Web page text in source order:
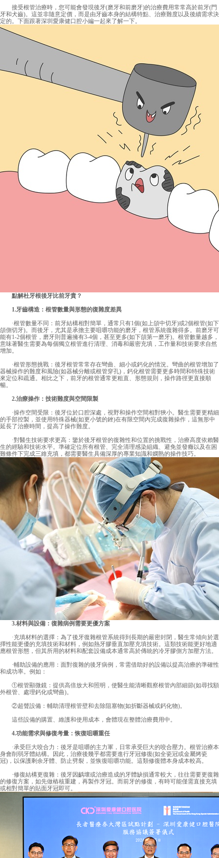
接受根管治療時，您可能會發現後牙(磨牙和前磨牙)的治療費用常常高於前牙(門
牙和犬齒)。這並非隨意定價，而是由牙齒本身的結構特點、治療難度以及後續需求決
定的。下面跟著深圳愛康健口腔小編一起來了解一下。
點解杜牙根後牙比前牙貴？
1.牙齒構造：根管數量與形態的復雜度差異
·根管數量不同：前牙結構相對簡單，通常只有1個(如上頜中切牙)或2個根管(如下
頜側切牙)。而後牙，尤其是承擔主要咀嚼功能的磨牙，根管系統復雜得多。前磨牙可
能有1-2個根管，磨牙則普遍擁有3-4個，甚至更多(如下頜第一磨牙)。根管數量越多，
意味著醫生需要為每個獨立根管進行清理、消毒和嚴密充填，工作量和技術要求自然
增加。
·根管形態挑戰：後牙根管常常存在彎曲、細小或鈣化的情況。彎曲的根管增加了
器械操作的難度和風險(如器械分離或根管穿孔)，鈣化根管需要更多時間和特殊技術
來定位和疏通。相比之下，前牙的根管通常更粗直、形態規則，操作路徑更直接順
暢。
2.治療操作：技術難度與空間限製
·操作空間受限：後牙位於口腔深處，視野和操作空間相對狹小。醫生需要更精細
的手部控製，並使用特殊器械(如更小號的銼)在有限空間內完成復雜操作，這無形中
延長了治療時間，提高了操作難度。
·對醫生技術要求更高：鑒於後牙根管的復雜性和位置的挑戰性，治療高度依賴醫
生的經驗和技術水平。準確定位所有根管、完全清理感染組織、避免並發癥以及在困
難條件下完成三維充填，都需要醫生具備深厚的專業知識和嫻熟的操作技巧。
3.材料與設備：復雜病例需要更優方案
·充填材料的選擇：為了後牙復雜根管系統得到長期的嚴密封閉，醫生常傾向於選
擇性能更優的充填技術和材料，例如熱牙膠垂直加壓充填技術。這類技術能更好地適
應根管形態，但其所用的材料和配套設備成本通常高於傳統的冷牙膠側方加壓方法。
·輔助設備的應用：面對復雜的後牙病例，常需借助好的設備以提高治療的準確性
和成功率。例如：
①根管顯微鏡：提供高倍放大和照明，使醫生能清晰觀察根管內部細節(如尋找額
外根管、處理鈣化或彎曲)。
②超聲設備：輔助清理根管壁和去除阻塞物(如折斷器械或鈣化物)。
這些設備的購置、維護和使用成本，會體現在整體治療費用中。
4.功能需求與修復考量：恢復咀嚼重任
·承受巨大咬合力：後牙是咀嚼的主力軍，日常承受巨大的咬合壓力。根管治療本
身會削弱牙體結構。因此，治療後幾乎都需要進行牙冠修復(如全瓷冠或金屬烤瓷
冠)，以保護剩余牙體、防止劈裂，並恢復咀嚼功能。這類修復體本身成本較高。
·修復結構更復雜：後牙因齲壞或治療造成的牙體缺損通常較大，往往需要更復雜
的修復方案，如先做樁核重建，再製作牙冠。而前牙的修復，有時可能僅需直接充填
或相對簡單的貼面牙冠即可。